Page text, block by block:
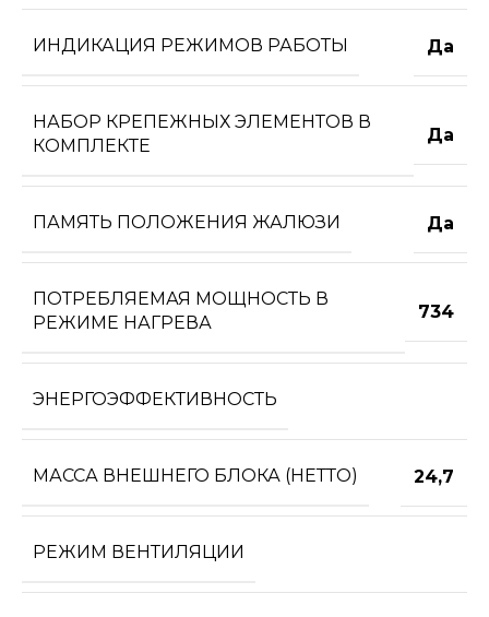
ИНДИКАЦИЯ РЕЖИМОВ РАБОТЫ Да
НАБОР КРЕПЕЖНЫХ ЭЛЕМЕНТОВ В
КОМПЛЕКТЕ
Да
ПАМЯТЬ ПОЛОЖЕНИЯ ЖАЛЮЗИ Да
ПОТРЕБЛЯЕМАЯ МОЩНОСТЬ В
РЕЖИМЕ НАГРЕВА
734
ЭНЕРГОЭФФЕКТИВНОСТЬ
МАССА ВНЕШНЕГО БЛОКА (НЕТТО) 24,7
РЕЖИМ ВЕНТИЛЯЦИИ